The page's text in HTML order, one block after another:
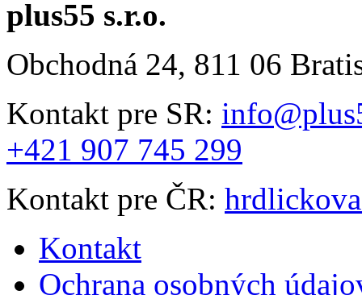
plus55 s.r.o.
Obchodná 24, 811 06
Kontakt pre SR:
+421 907 745 299
Kontakt pre ČR:
Kontakt
Ochrana osobných